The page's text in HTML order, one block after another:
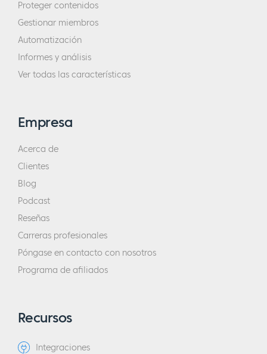
Proteger contenidos
Gestionar miembros
Automatización
Informes y análisis
Ver todas las características
Empresa
Acerca de
Clientes
Blog
Podcast
Reseñas
Carreras profesionales
Póngase en contacto con nosotros
Programa de afiliados
Recursos
Integraciones